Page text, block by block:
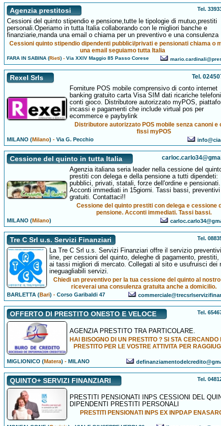
Agenzia prestitosi Tel.
Cessioni del quinto stipendio e pensione,tutte le tipologie di mutuo,prestiti
personali.Operiamo in tutta Italia collaborando con le migliori banche e
finanziarie,manda una email o chiama per un preventivo e una consulenza
Cessioni quinto stipendio dipendenti pubblici/privati e pensionati chiama o
una email seguiamo tutta Italia
FARA IN SABINA (Rieti) -Via XXIV Maggio 85 Passo Corese
Rexel Srls Tel.
Forniture POS mobile comprensivo di conto internet
banking gratuito carta Visa SIM dati ricariche
conti gioco. Distributore autorizzato myPOS,
incassi e pagamenti che include virtual pos per
ecommerce e paybylink
Distributore autorizzato POS mobile senza canoni e
fissi myPOS
MILANO (Milano) -Via G. Pecchio
Cessione del quinto in tutta Italia
Agenzia italiana seria leader nella cessione del
prestiti con delega e della pensione a tutti dipendeti:
pubblici, privati, statali, forze dell'ordine e pensionati.
Acconti immediati in 15giorni. Tassi bassi, preventivi
gratuiti. Contattaci!!
Cessione del quinto prestiti con delega e cessione
pensione. Acconti immediati. Tassi bassi.
MILANO (Milano)
Tre C Srl u.s. Servizi Finanziari Tel.
La Tre C Srl u.s. Servizi Finanziari offre il servizio
line, per cessioni del quinto, deleghe di pagamento, prestiti,
ai tassi migliori di mercato. Collegati al sito e usufruisci dei
ineguagliabili servizi.
Chiedi un preventivo per la tua cessione del quinto al
riceverai una consulenza gratuita anche a domicilio.
BARLETTA (Bari) -Corso Garibaldi 47
OFFERTO DI PRESTITO ONESTO E VELOCE Tel.
AGENZIA PRESTITO TRA PARTICOLARE.
HAI BISOGNO DI UN PRESTITO ? SI STA CERCANDO
PRESTITO PER LE VOSTRE ATTIVITA PER
MIGLIONICO (Matera) -MILANO
QUINTO+ SERVIZI FINANZIARI Tel.
PRESTITI PENSIONATI INPS CESSIONI DEL
DIPENDENTI PRESTITI PERSONALI
PRESTITI PENSIONATI INPS EX INPDAP